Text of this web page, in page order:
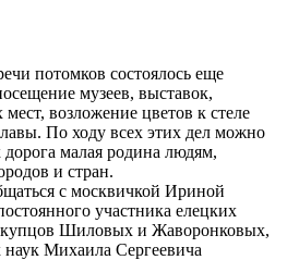
потомков состоялось еще
музеев, выставок,
возложение цветов к стеле
По ходу всех этих дел можно
малая родина людям,
и стран.
с москвичкой Ириной
участника елецких
купцов Шиловых и Жаворонковых,
наук Михаила Сергеевича